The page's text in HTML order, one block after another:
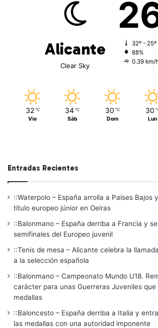
Alicante
Clear Sky
32º - 25º
88%
0.39 km/h
32 ℃
Vie
34 ℃
Sáb
30 ℃
Dom
30
Lun
Entradas Recientes
::Waterpolo – España arrolla a Países Bajos
título europeo júnior en Oeiras
::Balonmano – España derriba a Francia y
semifinales del Europeo juvenil
::Tenis de mesa – Alicante celebra la
a la selección española
::Balonmano – Campeonato Mundo U18.
carácter para unas Guerreras Juveniles
medallas
::Baloncesto – España derriba a Italia y
las medallas con una autoridad imponente